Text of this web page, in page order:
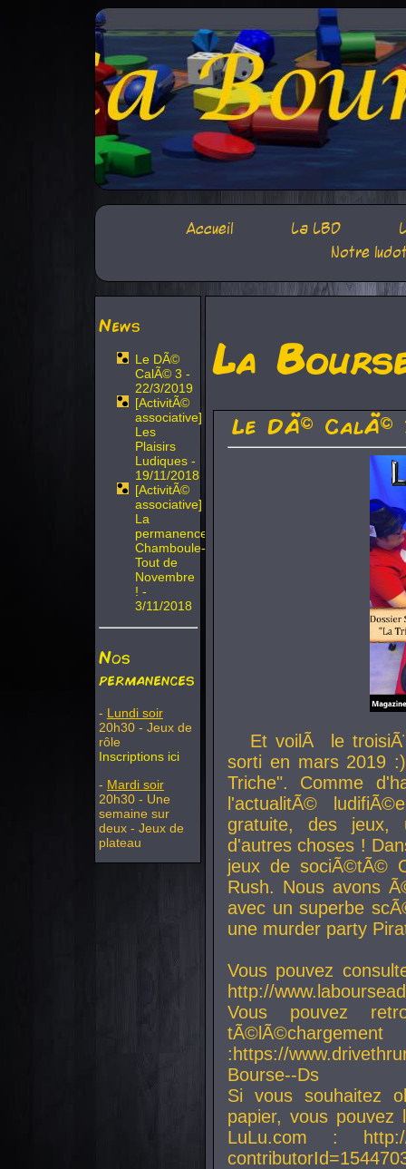
Accueil La LBD
Notre
News
Le DÃ©
CalÃ© 3 -
22/3/2019
[ActivitÃ©
associative]
Les
Plaisirs
Ludiques -
19/11/2018
[ActivitÃ©
associative]
La
permanence
Chamboule-
Tout de
Novembre
! -
3/11/2018
Nos
permanences
- Lundi soir
20h30 - Jeux de
rôle
Inscriptions ici
- Mardi soir
20h30 - Une
semaine sur
deux - Jeux de
plateau
La
Le DÃ© CalÃ©
Et voilÃ le
sorti en mars 2019
Triche". Comme
l'actualitÃ©
gratuite, des jeux,
d'autres choses !
jeux de sociÃ©tÃ©
Rush. Nous avons
avec un superbe
une murder party
Vous pouvez
http://
Vous pouvez
:https://
Bourse--Ds
Si vous souhaitez
papier, vous
LuLu.com : http://